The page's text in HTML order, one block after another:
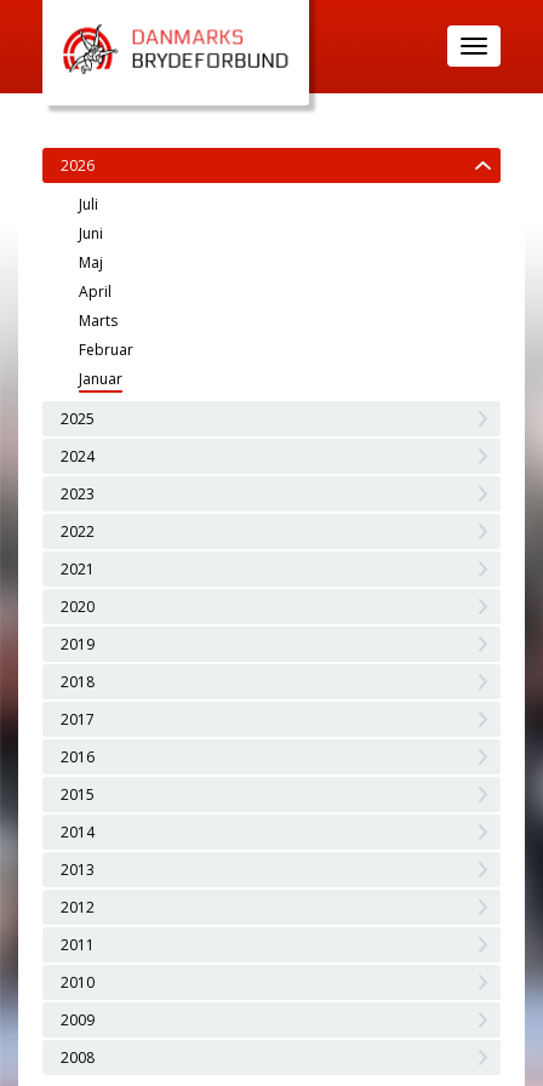
Toggle
navigation
2026
Juli
Juni
Maj
April
Marts
Februar
Januar
2025
2024
2023
2022
2021
2020
2019
2018
2017
2016
2015
2014
2013
2012
2011
2010
2009
2008